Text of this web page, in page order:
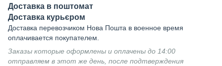
Доставка в поштомат
Доставка курьєром
Доставка перевозчиком Нова Пошта в военное время
оплачивается покупателем.
Заказы которые оформлены и оплачены до 14:00
отправляем в этот же день, после подтверждения